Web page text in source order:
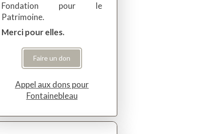
Fondation pour le
Patrimoine.
Merci pour elles.
Faire un don
Appel aux dons pour
Fontainebleau